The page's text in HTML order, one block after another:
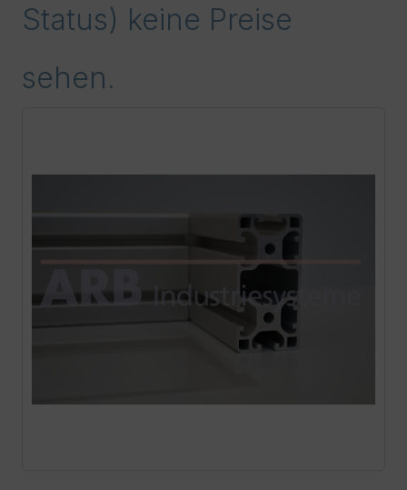
Status) keine Preise
sehen.